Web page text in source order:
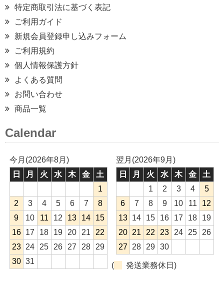
特定商取引法に基づく表記
ご利用ガイド
新規会員登録申し込みフォーム
ご利用規約
個人情報保護方針
よくある質問
お問い合わせ
商品一覧
Calendar
今月(2026年8月)
日
月 火 水 木 金
土
1
2
3 4 5 6 7
8
9
10 11 12 13 14
15
16
17 18 19 20 21
22
23
24 25 26 27 28
29
30 31
翌月(2026年9月)
日
月 火 水 木 金
土
1
2 3 4
5
6
7 8 9 10 11
12
13
14 15 16 17 18
19
20
21 22 23 24 25
26
27
28 29 30
( 発送業務休日)